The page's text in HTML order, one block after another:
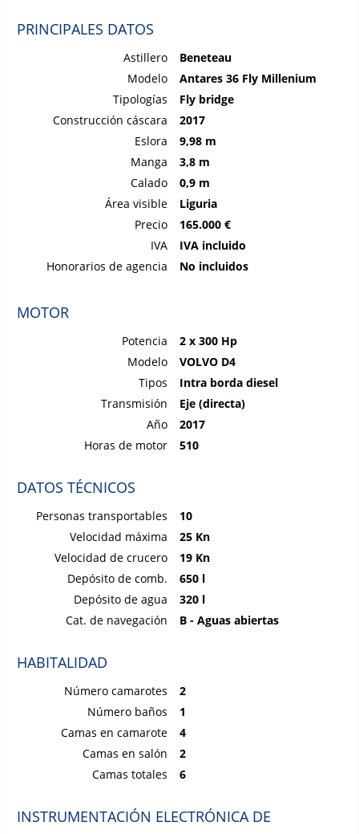
PRINCIPALES DATOS
Astillero
Beneteau
Modelo
Antares 36 Fly Millenium
Tipologías
Fly bridge
Construcción cáscara
2017
Eslora
9,98 m
Manga
3,8 m
Calado
0,9 m
Área visible
Liguria
Precio
165.000 €
IVA
IVA incluido
Honorarios de agencia
No incluidos
MOTOR
Potencia
2 x 300 Hp
Modelo
VOLVO D4
Tipos
Intra borda diesel
Transmisión
Eje (directa)
Año
2017
Horas de motor
510
DATOS TÉCNICOS
Personas transportables
10
Velocidad máxima
25 Kn
Velocidad de crucero
19 Kn
Depósito de comb.
650 l
Depósito de agua
320 l
Cat. de navegación
B - Aguas abiertas
HABITALIDAD
Número camarotes
2
Número baños
1
Camas en camarote
4
Camas en salón
2
Camas totales
6
INSTRUMENTACIÓN ELECTRÓNICA DE